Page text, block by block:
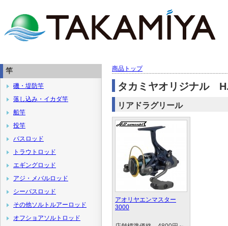
商品トップ
タカミヤオリジナル
リアドラグリール
アオリヤエンマスター
3000
竿
磯・堤防竿
落し込み・イカダ竿
船竿
投竿
バスロッド
トラウトロッド
エギングロッド
アジ・メバルロッド
シーバスロッド
その他ソルトルアーロッド
オフショアソルトロッド